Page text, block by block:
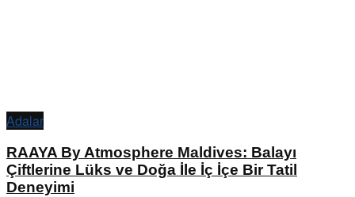
Adalar
RAAYA By Atmosphere Maldives: Balayı
Çiftlerine Lüks ve Doğa İle İç İçe Bir Tatil
Deneyimi